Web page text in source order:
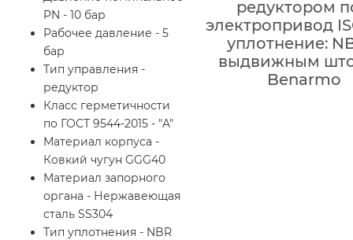
PN - 10 бар
Рабочее давление - 5
бар
Тип управления -
редуктор
Класс герметичности
по ГОСТ 9544-2015 - "A"
Материал корпуса -
Ковкий чугун GGG40
Материал запорного
органа - Нержавеющая
сталь SS304
Тип уплотнения - NBR
редуктором
электропривод
уплотнение:
выдвижным
Benarmo